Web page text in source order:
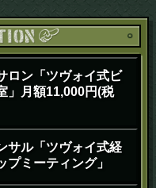
ロン「ツヴォイ式ビ
」月額11,000円(税
サル「ツヴォイ式経
プミーティング」